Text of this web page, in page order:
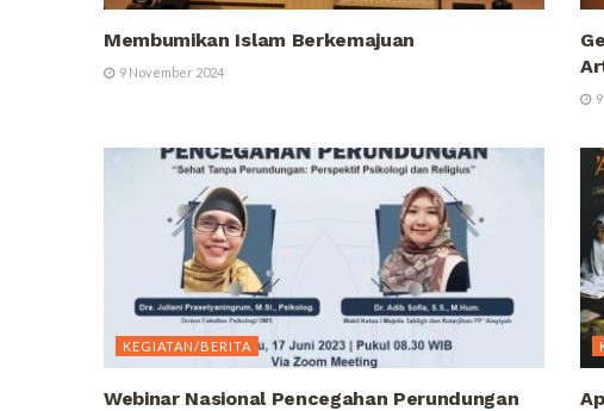
Membumikan Islam Berkemajuan
9 November 2024
KEGIATAN/BERITA
Webinar Nasional Pencegahan Perundungan